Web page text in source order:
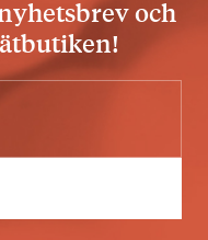
och